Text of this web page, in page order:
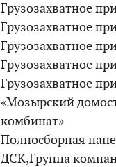
Грузозахватное
Грузозахватное
Грузозахватное
Грузозахватное
Грузозахватное
«Мозырский
комбинат»
Полносборная
ДСК,Группа